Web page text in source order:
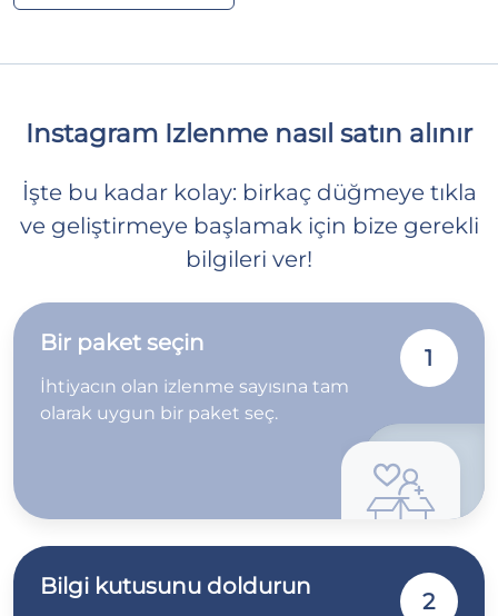
Instagram Izlenme nasıl satın alınır
İşte bu kadar kolay: birkaç düğmeye tıkla
ve geliştirmeye başlamak için bize gerekli
bilgileri ver!
Bir paket seçin
İhtiyacın olan izlenme sayısına tam
olarak uygun bir paket seç.
1
Bilgi kutusunu doldurun
2